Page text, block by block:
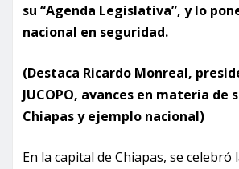
su “Agenda Legislativa”, y lo
nacional en seguridad.
(Destaca Ricardo Monreal,
JUCOPO, avances en materia de
Chiapas y ejemplo nacional)
En la capital de Chiapas, se